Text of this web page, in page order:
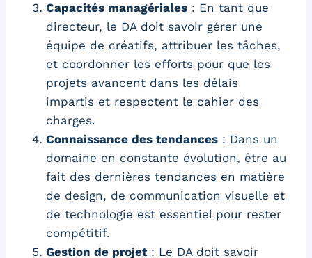
Capacités managériales : En tant que
directeur, le DA doit savoir gérer une
équipe de créatifs, attribuer les tâches,
et coordonner les efforts pour que les
projets avancent dans les délais
impartis et respectent le cahier des
charges.
Connaissance des tendances : Dans un
domaine en constante évolution, être au
fait des dernières tendances en matière
de design, de communication visuelle et
de technologie est essentiel pour rester
compétitif.
Gestion de projet: Le DA doit savoir